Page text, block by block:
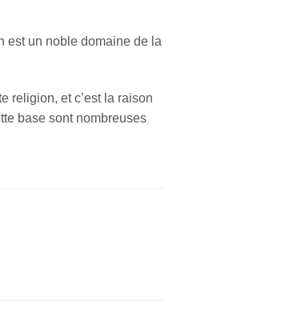
est un noble domaine de la
religion, et c’est la raison
base sont nombreuses